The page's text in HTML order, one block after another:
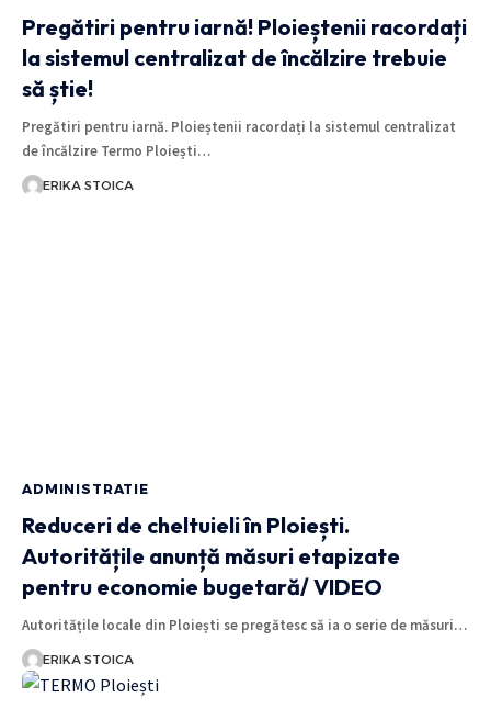
Pregătiri pentru iarnă! Ploieștenii racordați
la sistemul centralizat de încălzire trebuie
să știe!
Pregătiri pentru iarnă. Ploieștenii racordați la sistemul centralizat
de încălzire Termo Ploiești…
ERIKA STOICA
ADMINISTRATIE
Reduceri de cheltuieli în Ploiești.
Autoritățile anunță măsuri etapizate
pentru economie bugetară/ VIDEO
Autoritățile locale din Ploiești se pregătesc să ia o serie de măsuri…
ERIKA STOICA